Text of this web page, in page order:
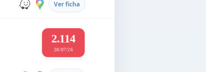
Ver ficha
2.114
28/07/26